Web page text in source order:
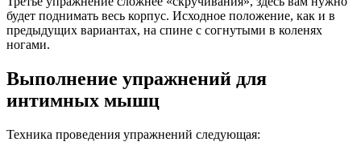
будет поднимать весь корпус. Исходное положение, как и в
предыдущих вариантах, на спине с согнутыми в коленях
ногами.
Выполнение упражнений для
интимных мышц
Техника проведения упражнений следующая: